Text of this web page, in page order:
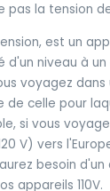
pas la tension
est un
d'un niveau à un
voyagez
celle pour
si vous
V) vers
besoin d'un
appareils 110V.